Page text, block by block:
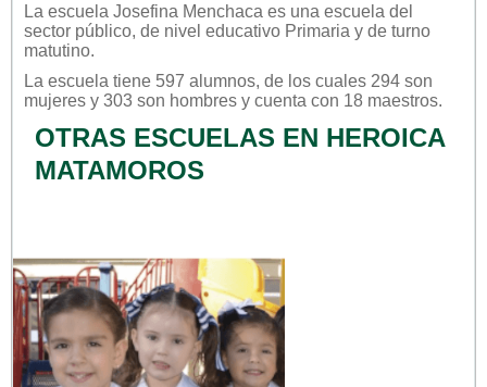
La escuela Josefina Menchaca es una escuela del
sector público, de nivel educativo Primaria y de turno
matutino.
La escuela tiene 597 alumnos, de los cuales 294 son
mujeres y 303 son hombres y cuenta con 18 maestros.
OTRAS ESCUELAS EN HEROICA
MATAMOROS